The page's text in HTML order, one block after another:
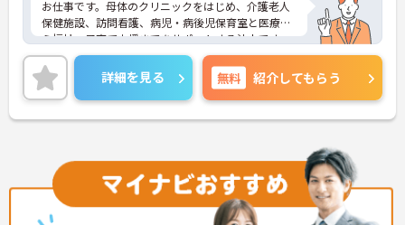
お仕事です。母体のクリニックをはじめ、介護老人
保健施設、訪問看護、病児・病後児保育室と医療か
ら福祉、子育て支援までをサポートする法人です。
土曜・日曜がお休み、残業もすくなく、プライベー
トとの両立もしやすい環境です。ご興味のある方に
は、面接対策ポイントなど、さらに詳細をお話しい
たしますのでお気軽にご相談ください！
詳細を見る 無料 紹介してもらう